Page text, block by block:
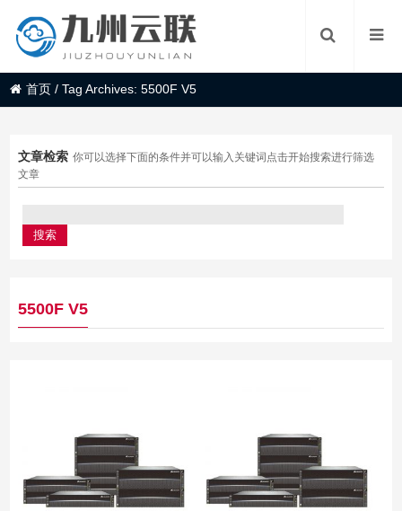
首页 /Tag Archives: 5500F V5
文章检索 你可以选择下面的条件并可以输入关键词点击开始搜索进行筛选
文章
5500F V5